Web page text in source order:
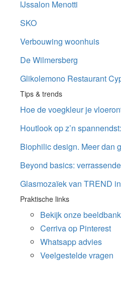
IJssalon Menotti
SKO
Verbouwing woonhuis
De Wilmersberg
Glikolemono Restaurant
Tips & trends
Hoe de voegkleur je
Houtlook op z’n
Biophilic design. Meer dan
Beyond basics:
Glasmozaïek van TREND
Praktische links
Bekijk onze beeldbank
Cerriva op Pinterest
Whatsapp advies
Veelgestelde vragen